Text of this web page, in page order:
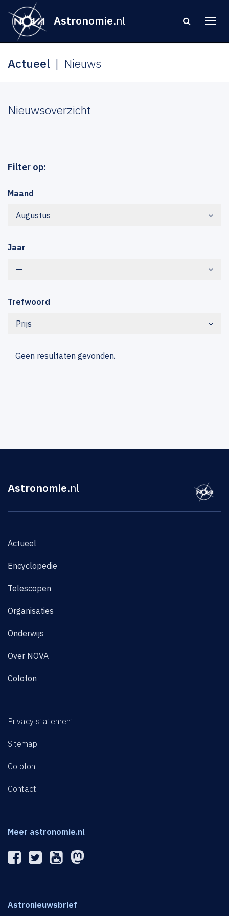
Astronomie.nl
Actueel Nieuws
Nieuwsoverzicht
Filter op:
Maand
Augustus
Jaar
—
Trefwoord
Prijs
Geen resultaten gevonden.
Astronomie.nl
Actueel
Encyclopedie
Telescopen
Organisaties
Onderwijs
Over NOVA
Colofon
Privacy statement
Sitemap
Colofon
Contact
Meer astronomie.nl
Astronieuwsbrief